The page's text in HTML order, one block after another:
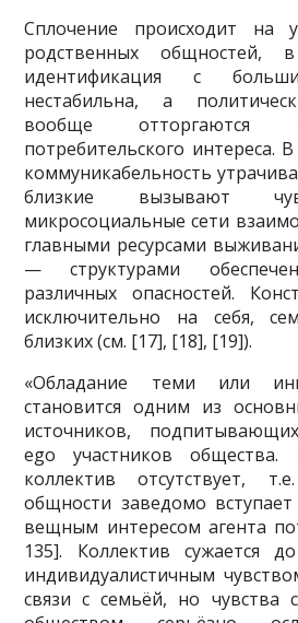
Сплочение происходит на
родственных
идентификация с
нестабильна, а
вообще отторгаются
потребительского интереса.
коммуникабельность
близкие вызывают
микросоциальные сети
главными ресурсами
— структурами
различных опасностей.
исключительно на себя,
близких (см. [17], [18], [19]).
«Обладание теми или
становится одним из
источников,
ego участников
коллектив отсутствует,
общности заведомо
вещным интересом агента
135]. Коллектив сужается
индивидуалистичным
связи с семьёй, но чувства